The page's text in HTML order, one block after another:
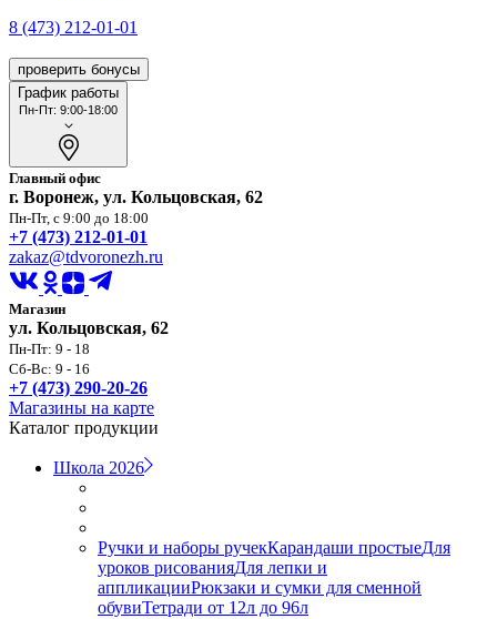
8 (473) 212-01-01
проверить бонусы
График работы
Пн-Пт: 9:00-18:00
Главный офис
г. Воронеж, ул. Кольцовская, 62
Пн-Пт, с 9:00 до 18:00
+7 (473) 212-01-01
zakaz@tdvoronezh.ru
Магазин
ул. Кольцовская, 62
Пн-Пт: 9 - 18
Сб-Вс: 9 - 16
+7 (473) 290-20-26
Магазины на карте
Каталог продукции
Школа 2026
Ручки и наборы ручекКарандаши простыеДля
уроков рисованияДля лепки и
аппликацииРюкзаки и сумки для сменной
обувиТетради от 12л до 96л